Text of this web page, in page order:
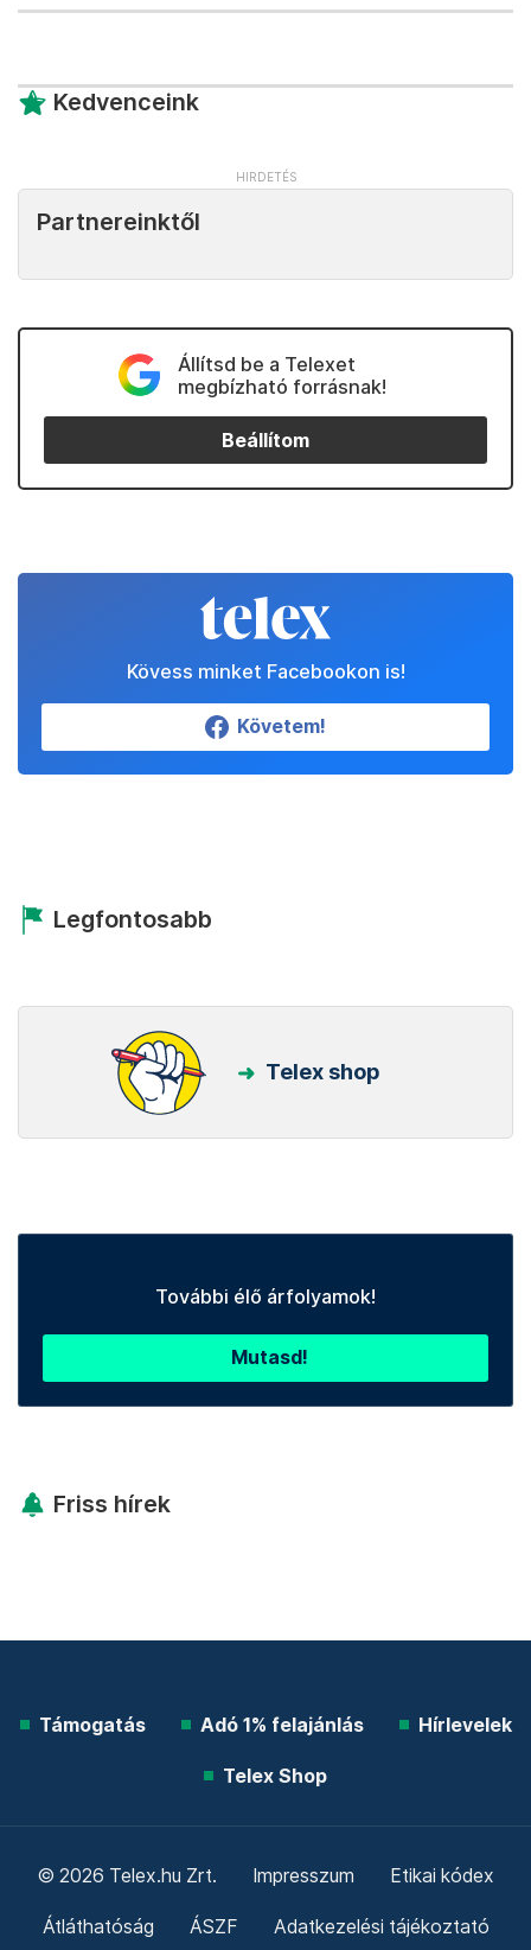
Kedvenceink
Partnereinktől
Állítsd be a Telexet
megbízható forrásnak!
Beállítom
Kövess minket Facebookon is!
Követem!
Legfontosabb
Telex shop
További élő árfolyamok!
Mutasd!
Friss hírek
Támogatás Adó 1% felajánlás Hírlevelek
Telex Shop
© 2026 Telex.hu Zrt. Impresszum Etikai kódex
Átláthatóság ÁSZF Adatkezelési tájékoztató